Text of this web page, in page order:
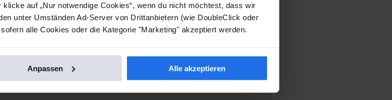
auf „Nur notwendige Cookies“, wenn du nicht möchtest, dass wir
unter Umständen Ad-Server von Drittanbietern (wie DoubleClick oder
alle Cookies oder die Kategorie "Marketing" akzeptiert werden.
Anpassen Alle akzeptieren
Corporate News/Finanznachricht, übermittelt durch EQS News - ein